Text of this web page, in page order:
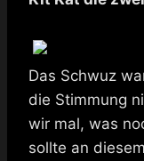
Das Schwuz
die Stimmung
wir mal, was
sollte an